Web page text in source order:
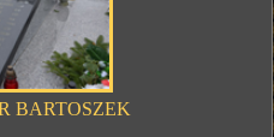
BARTOSZEK